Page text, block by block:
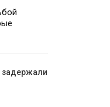
задержали